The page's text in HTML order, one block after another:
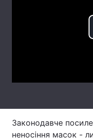
Екологія
Законодавче
неносіння масок -